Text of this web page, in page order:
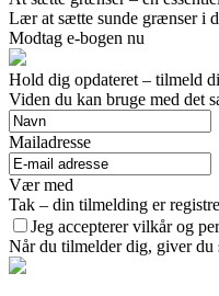
Lær at sætte sunde grænser i
Modtag e-bogen nu
Hold dig opdateret – tilmeld
Viden du kan bruge med det
Mailadresse
Vær med
Tak – din tilmelding er
Jeg accepterer vilkår og
Når du tilmelder dig, giver du